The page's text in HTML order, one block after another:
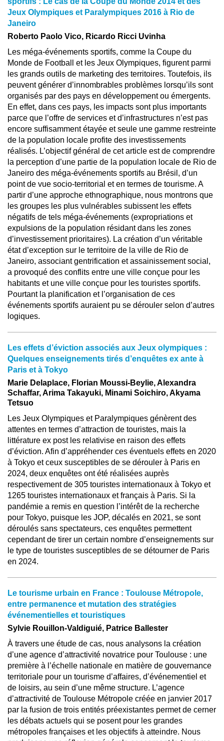
Jeux Olympiques et Paralympiques 2016 à Rio de
Janeiro
Roberto Paolo Vico, Ricardo Ricci Uvinha
Les méga-événements sportifs, comme la Coupe du
Monde de Football et les Jeux Olympiques, figurent parmi
les grands outils de marketing des territoires. Toutefois, ils
peuvent générer d’innombrables problèmes lorsqu’ils sont
organisés par des pays en développement ou émergents.
En effet, dans ces pays, les impacts sont plus importants
parce que l’offre de services et d’infrastructures n’est pas
encore suffisamment étayée et seule une gamme restreinte
de la population locale profite des investissements
réalisés. L’objectif général de cet article est de comprendre
la perception d’une partie de la population locale de Rio de
Janeiro des méga-événements sportifs au Brésil, d’un
point de vue socio-territorial et en termes de tourisme. A
partir d’une approche ethnographique, nous montrons que
les groupes les plus vulnérables subissent les effets
négatifs de tels méga-événements (expropriations et
expulsions de la population résidant dans les zones
d’investissement prioritaires). La création d’un véritable
état d’exception sur le territoire de la ville de Rio de
Janeiro, associant gentrification et assainissement social,
a provoqué des conflits entre une ville conçue pour les
habitants et une ville conçue pour les touristes sportifs.
Pourtant la planification et l’organisation de ces
événements sportifs auraient pu se dérouler selon d’autres
logiques.
Les effets d’éviction associés aux Jeux olympiques :
Quelques enseignements tirés d’enquêtes ex ante à
Paris et à Tokyo
Marie Delaplace, Florian Moussi-Beylie, Alexandra
Schaffar, Arima Takayuki, Minami Soichiro, Akyama
Tetsuo
Les Jeux Olympiques et Paralympiques génèrent des
attentes en termes d’attraction de touristes, mais la
littérature ex post les relativise en raison des effets
d’éviction. Afin d’appréhender ces éventuels effets en 2020
à Tokyo et ceux susceptibles de se dérouler à Paris en
2024, deux enquêtes ont été réalisées auprès
respectivement de 305 touristes internationaux à Tokyo et
1265 touristes internationaux et français à Paris. Si la
pandémie a remis en question l’intérêt de la recherche
pour Tokyo, puisque les JOP, décalés en 2021, se sont
déroulés sans spectateurs, ces enquêtes permettent
cependant de tirer un certain nombre d’enseignements sur
le type de touristes susceptibles de se détourner de Paris
en 2024.
Le tourisme urbain en France : Toulouse Métropole,
entre permanence et mutation des stratégies
événementielles et touristiques
Sylvie Rouillon-Valdiguié, Patrice Ballester
À travers une étude de cas, nous analysons la création
d’une agence d’attractivité novatrice pour Toulouse : une
première à l’échelle nationale en matière de gouvernance
territoriale pour un tourisme d’affaires, d’événementiel et
de loisirs, au sein d’une même structure. L’agence
d’attractivité de Toulouse Métropole créée en janvier 2017
par la fusion de trois entités préexistantes permet de cerner
les débats actuels qui se posent pour les grandes
métropoles françaises et les objectifs à atteindre. Nous